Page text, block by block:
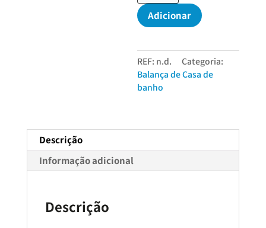
Balança
Silvercrest
Casa
de
banho
-
Adicionar
REF: n.d.
Categoria:
Balança de Casa de
banho
Descrição
Informação adicional
Descrição